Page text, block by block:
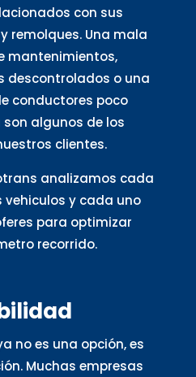
con sus
remolques. Una mala
mantenimientos,
descontrolados o una
conductores poco
algunos de los
clientes.
analizamos cada
vehiculos y cada uno
para optimizar
recorrido.
no es una opción, es
Muchas empresas